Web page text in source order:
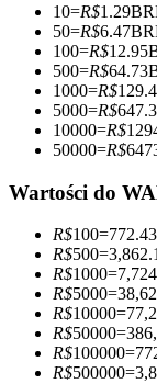
Zostań
Ciesz się
transakcji
10=R$1.29
50=R$6.47
100=R$12.95
500=R$64.73
1000=R$
5000=R$
10000=R$
50000=R$
Wartości do
R$100=
R$500=
R$1000=
R$5000=
R$10000=
R$50000=
R$100000=
R$500000=